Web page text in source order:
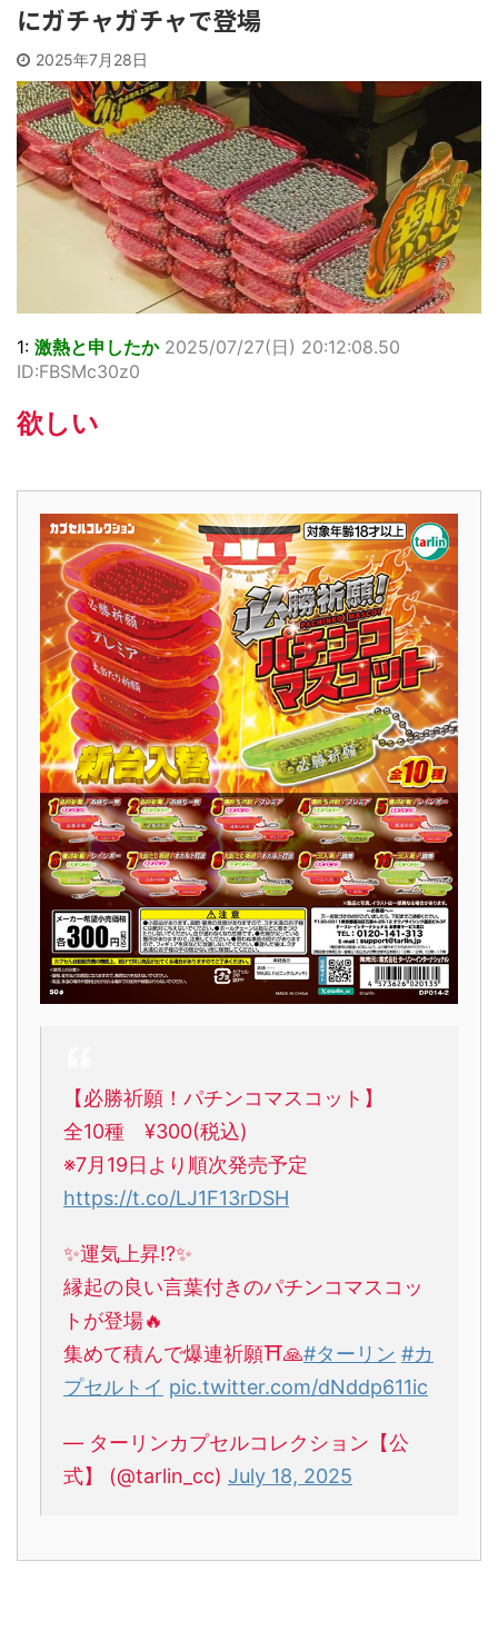
にガチャガチャで登場
2025年7月28日
1: 激熱と申したか 2025/07/27(日) 20:12:08.50
ID:FBSMc30z0
欲しい
【必勝祈願！パチンコマスコット】
全10種 ¥300(税込)
※7月19日より順次発売予定
https://t.co/LJ1F13rDSH
✨運気上昇!?✨
縁起の良い言葉付きのパチンコマスコッ
トが登場🔥
集めて積んで爆連祈願⛩️🙏#ターリン #カ
プセルトイ pic.twitter.com/dNddp611ic
— ターリンカプセルコレクション【公
式】 (@tarlin_cc) July 18, 2025